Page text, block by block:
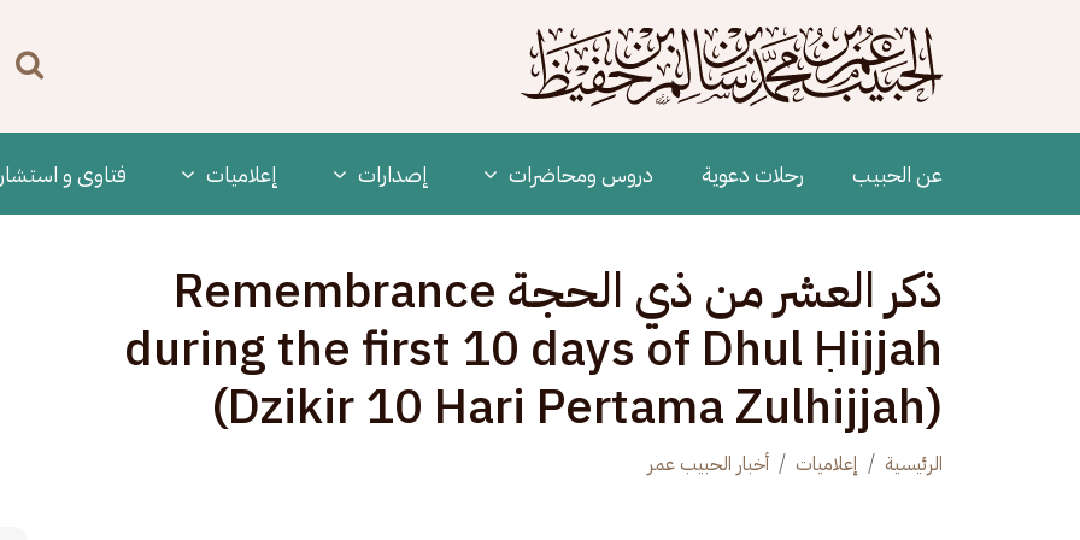
Main navigation
عن الحبيب رحلات دعوية دروس ومحاضرات ‫إصدارات إعلاميات فتاوى و
ذكر العشر من ذي الحجة Remembrance
during the first 10 days of Dhul Ḥijjah
(Dzikir 10 Hari Pertama Zulhijjah)
الرئيسية إعلاميات أخبار الحبيب عمر